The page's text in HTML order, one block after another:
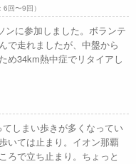
回〜9回）
ンに参加しました。ボランテ
で走れましたが、中盤から
め34km熱中症でリタイアし
しまい歩きが多くなってい
いては止まり。イオン那覇
ろで立ち止まり。ちょっと